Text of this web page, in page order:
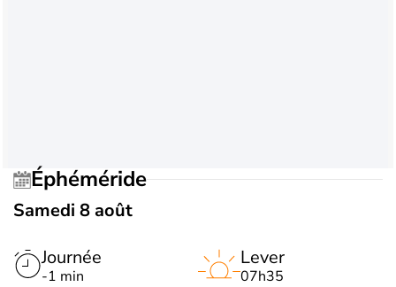
Éphéméride
Samedi 8 août
Journée
-1 min
Lever
07h35